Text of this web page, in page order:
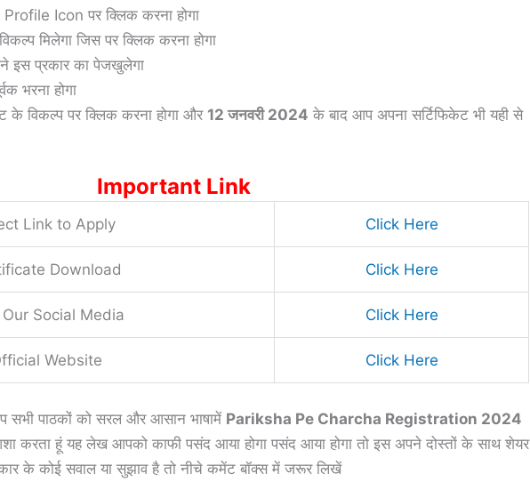
Icon पर क्लिक करना होगा
मिलेगा जिस पर क्लिक करना होगा
इस प्रकार का पेजखुलेगा
भरना होगा
विकल्प पर क्लिक करना होगा और 12 जनवरी 2024 के बाद आप अपना सर्टिफिकेट भी यही से
Important Link
Link to Apply Click Here
Download Click Here
Social Media Click Here
Website Click Here
सभी पाठकों को सरल और आसान भाषामें Pariksha Pe Charcha Registration 2024
करता हूं यह लेख आपको काफी पसंद आया होगा पसंद आया होगा तो इस अपने दोस्तों के साथ शेयर
के कोई सवाल या सुझाव है तो नीचे कमेंट बॉक्स में जरूर लिखें